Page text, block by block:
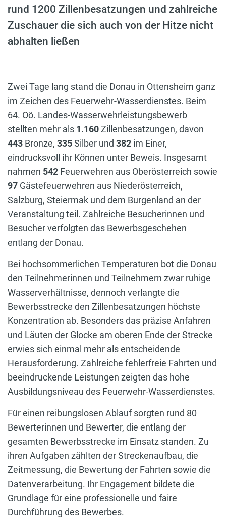
rund 1200 Zillenbesatzungen und zahlreiche
Zuschauer die sich auch von der Hitze nicht
abhalten ließen
Zwei Tage lang stand die Donau in Ottensheim ganz
im Zeichen des Feuerwehr-Wasserdienstes. Beim
64. Oö. Landes-Wasserwehrleistungsbewerb
stellten mehr als 1.160Zillenbesatzungen, davon
443 Bronze, 335Silber und 382 im Einer,
eindrucksvoll ihr Können unter Beweis. Insgesamt
nahmen 542 Feuerwehren aus Oberösterreich sowie
97 Gästefeuerwehren aus Niederösterreich,
Salzburg, Steiermak und dem Burgenland an der
Veranstaltung teil. Zahlreiche Besucherinnen und
Besucher verfolgten das Bewerbsgeschehen
entlang der Donau.
Bei hochsommerlichen Temperaturen bot die Donau
den Teilnehmerinnen und Teilnehmern zwar ruhige
Wasserverhältnisse, dennoch verlangte die
Bewerbsstrecke den Zillenbesatzungen höchste
Konzentration ab. Besonders das präzise Anfahren
und Läuten der Glocke am oberen Ende der Strecke
erwies sich einmal mehr als entscheidende
Herausforderung. Zahlreiche fehlerfreie Fahrten und
beeindruckende Leistungen zeigten das hohe
Ausbildungsniveau des Feuerwehr-Wasserdienstes.
Für einen reibungslosen Ablauf sorgten rund 80
Bewerterinnen und Bewerter, die entlang der
gesamten Bewerbsstrecke im Einsatz standen. Zu
ihren Aufgaben zählten der Streckenaufbau, die
Zeitmessung, die Bewertung der Fahrten sowie die
Datenverarbeitung. Ihr Engagement bildete die
Grundlage für eine professionelle und faire
Durchführung des Bewerbes.